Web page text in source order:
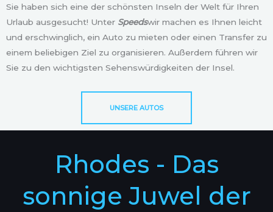
Sie haben sich eine der schönsten Inseln der Welt für Ihren
Urlaub ausgesucht! Unter Speedswir machen es Ihnen leicht
und erschwinglich, ein Auto zu mieten oder einen Transfer zu
einem beliebigen Ziel zu organisieren. Außerdem führen wir
Sie zu den wichtigsten Sehenswürdigkeiten der Insel.
UNSERE AUTOS
Rhodes - Das
sonnige Juwel der